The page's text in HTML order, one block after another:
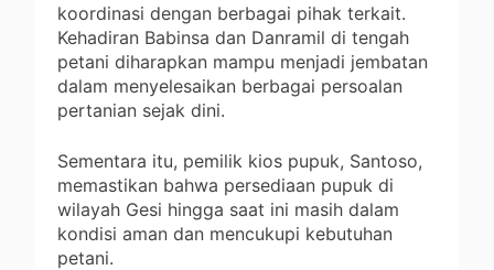
koordinasi dengan berbagai pihak terkait.
Kehadiran Babinsa dan Danramil di tengah
petani diharapkan mampu menjadi jembatan
dalam menyelesaikan berbagai persoalan
pertanian sejak dini.
Sementara itu, pemilik kios pupuk, Santoso,
memastikan bahwa persediaan pupuk di
wilayah Gesi hingga saat ini masih dalam
kondisi aman dan mencukupi kebutuhan
petani.